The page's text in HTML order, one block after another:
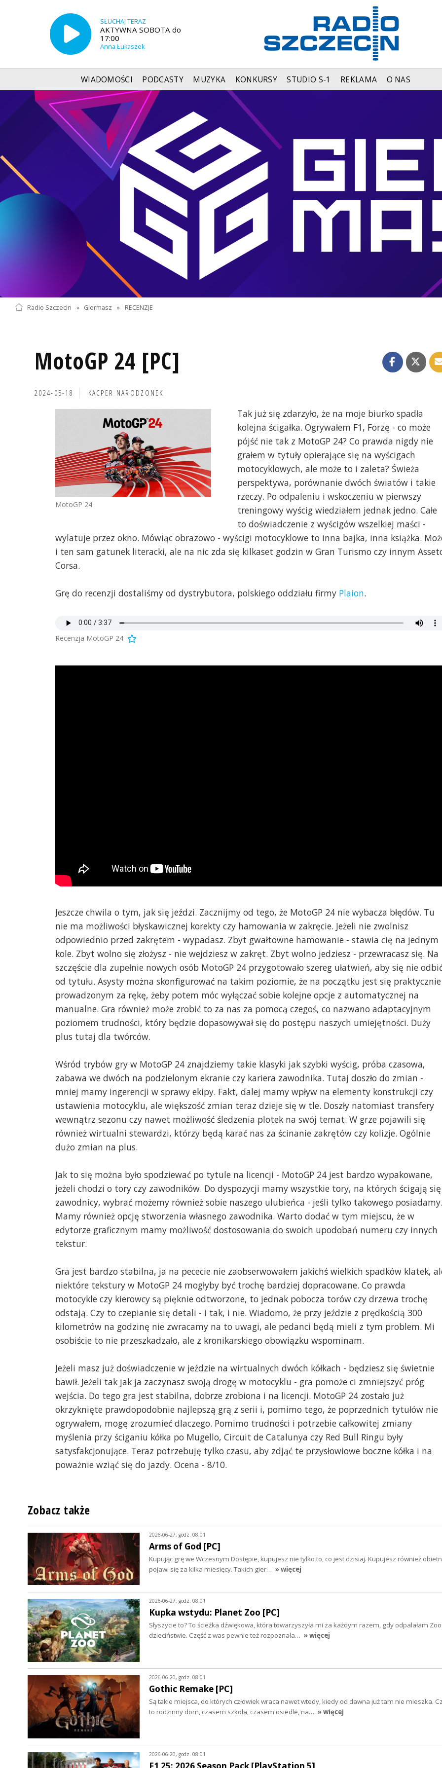
SŁUCHAJ TERAZ
AKTYWNA SOBOTA do
17:00
Anna Łukaszek
WIADOMOŚCI PODCASTY MUZYKA KONKURSY STUDIO S-1 REKLAMA O NAS
Radio Szczecin » Giermasz » RECENZJE
MotoGP 24 [PC]
2024-05-18 KACPER NARODZONEK
MotoGP 24
Tak już się zdarzyło, że na moje biurko spadła
kolejna ścigałka. Ogrywałem F1, Forzę - co może
pójść nie tak z MotoGP 24? Co prawda nigdy nie
grałem w tytuły opierające się na wyścigach
motocyklowych, ale może to i zaleta? Świeża
perspektywa, porównanie dwóch światów i takie
rzeczy. Po odpaleniu i wskoczeniu w pierwszy
treningowy wyścig wiedziałem jednak jedno. Całe
to doświadczenie z wyścigów wszelkiej maści -
wylatuje przez okno. Mówiąc obrazowo - wyścigi motocyklowe to inna bajka, inna książka.
i ten sam gatunek literacki, ale na nic zda się kilkaset godzin w Gran Turismo czy innym
Corsa.
Grę do recenzji dostaliśmy od dystrybutora, polskiego oddziału firmy Plaion.
Recenzja MotoGP 24
Jeszcze chwila o tym, jak się jeździ. Zacznijmy od tego, że MotoGP 24 nie wybacza błędów. Tu
nie ma możliwości błyskawicznej korekty czy hamowania w zakręcie. Jeżeli nie zwolnisz
odpowiednio przed zakrętem - wypadasz. Zbyt gwałtowne hamowanie - stawia cię na jednym
kole. Zbyt wolno się złożysz - nie wejdziesz w zakręt. Zbyt wolno jedziesz - przewracasz się. Na
szczęście dla zupełnie nowych osób MotoGP 24 przygotowało szereg ułatwień, aby się nie
od tytułu. Asysty można skonfigurować na takim poziomie, że na początku jest się praktycznie
prowadzonym za rękę, żeby potem móc wyłączać sobie kolejne opcje z automatycznej na
manualne. Gra również może zrobić to za nas za pomocą czegoś, co nazwano adaptacyjnym
poziomem trudności, który będzie dopasowywał się do postępu naszych umiejętności. Duży
plus tutaj dla twórców.
Wśród trybów gry w MotoGP 24 znajdziemy takie klasyki jak szybki wyścig, próba czasowa,
zabawa we dwóch na podzielonym ekranie czy kariera zawodnika. Tutaj doszło do zmian -
mniej mamy ingerencji w sprawy ekipy. Fakt, dalej mamy wpływ na elementy konstrukcji czy
ustawienia motocyklu, ale większość zmian teraz dzieje się w tle. Doszły natomiast transfery
wewnątrz sezonu czy nawet możliwość śledzenia plotek na swój temat. W grze pojawili się
również wirtualni stewardzi, którzy będą karać nas za ścinanie zakrętów czy kolizje. Ogólnie
dużo zmian na plus.
Jak to się można było spodziewać po tytule na licencji - MotoGP 24 jest bardzo wypakowane,
jeżeli chodzi o tory czy zawodników. Do dyspozycji mamy wszystkie tory, na których ścigają się
zawodnicy, wybrać możemy również sobie naszego ulubieńca - jeśli tylko takowego posiadamy.
Mamy również opcję stworzenia własnego zawodnika. Warto dodać w tym miejscu, że w
edytorze graficznym mamy możliwość dostosowania do swoich upodobań numeru czy innych
tekstur.
Gra jest bardzo stabilna, ja na pececie nie zaobserwowałem jakichś wielkich spadków klatek,
niektóre tekstury w MotoGP 24 mogłyby być trochę bardziej dopracowane. Co prawda
motocykle czy kierowcy są pięknie odtworzone, to jednak pobocza torów czy drzewa trochę
odstają. Czy to czepianie się detali - i tak, i nie. Wiadomo, że przy jeździe z prędkością 300
kilometrów na godzinę nie zwracamy na to uwagi, ale pedanci będą mieli z tym problem. Mi
osobiście to nie przeszkadzało, ale z kronikarskiego obowiązku wspominam.
Jeżeli masz już doświadczenie w jeździe na wirtualnych dwóch kółkach - będziesz się świetnie
bawił. Jeżeli tak jak ja zaczynasz swoją drogę w motocyklu - gra pomoże ci zmniejszyć próg
wejścia. Do tego gra jest stabilna, dobrze zrobiona i na licencji. MotoGP 24 zostało już
okrzyknięte prawdopodobnie najlepszą grą z serii i, pomimo tego, że poprzednich tytułów nie
ogrywałem, mogę zrozumieć dlaczego. Pomimo trudności i potrzebie całkowitej zmiany
myślenia przy ściganiu kółka po Mugello, Circuit de Catalunya czy Red Bull Ringu były
satysfakcjonujące. Teraz potrzebuję tylko czasu, aby zdjąć te przysłowiowe boczne kółka i na
poważnie wziąć się do jazdy. Ocena - 8/10.
Zobacz także
2026-06-27, godz. 08:01
Arms of God [PC]
Kupując grę we Wczesnym Dostępie, kupujesz nie tylko to, co jest dzisiaj. Kupujesz również
pojawi się za kilka miesięcy. Takich gier… » więcej
2026-06-27, godz. 08:01
Kupka wstydu: Planet Zoo [PC]
Słyszycie to? To ścieżka dźwiękowa, która towarzyszyła mi za każdym razem, gdy odpalałam
dzieciństwie. Część z was pewnie też rozpoznała… » więcej
2026-06-20, godz. 08:01
Gothic Remake [PC]
Są takie miejsca, do których człowiek wraca nawet wtedy, kiedy od dawna już tam nie mieszka.
to rodzinny dom, czasem szkoła, czasem osiedle, na… » więcej
2026-06-20, godz. 08:01
F1 25: 2026 Season Pack [PlayStation 5]